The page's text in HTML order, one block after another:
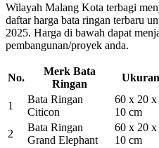
Wilayah Malang Kota terbagi
daftar harga bata ringan terbaru
2025. Harga di bawah dapat
pembangunan/proyek anda.
No.
Merk Bata
Ringan
Ukuran
1
Bata Ringan
Citicon
60 x 20 x
10 cm
2
Bata Ringan
Grand Elephant
60 x 20 x
10 cm